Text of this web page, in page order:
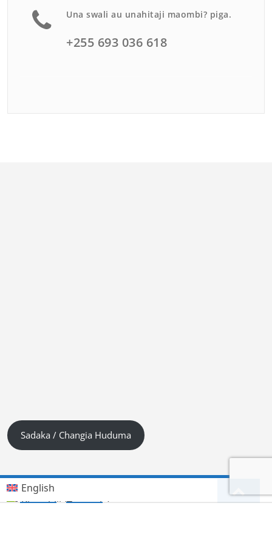
Una swali au unahitaji maombi? piga.
+255 693 036 618
Sadaka / Changia Huduma
English
Kiswahili (Tanzania)